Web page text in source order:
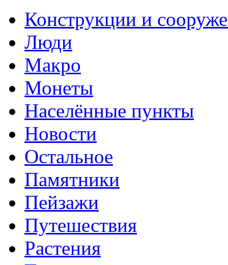
Конструкции и
Люди
Макро
Монеты
Населённые пункты
Новости
Остальное
Памятники
Пейзажи
Путешествия
Растения